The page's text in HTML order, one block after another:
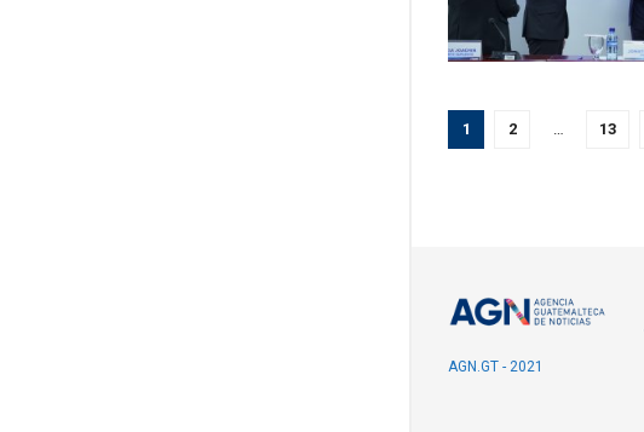
1 2 13
AGN.GT - 2021